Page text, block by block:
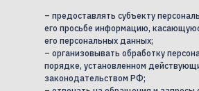
– предоставлять субъекту
его просьбе информацию,
его персональных данных;
– организовывать обработку
порядке, установленном
законодательством РФ;